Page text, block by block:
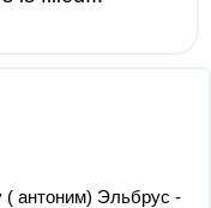
( антоним) Эльбрус -